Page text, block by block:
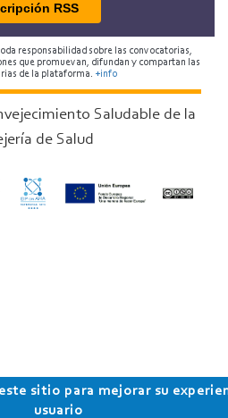
RSS
responsabilidad sobre las convocatorias,
que promuevan, difundan y compartan las
de la plataforma. +info
Saludable de la
de Salud
sitio para mejorar su
usuario